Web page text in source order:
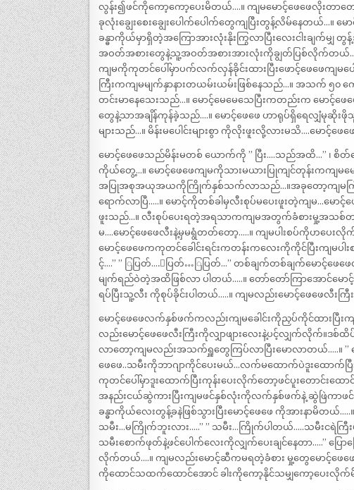
လွန်း၍ဖင်ကိုကော့ကော့ပေးမိတယ်….။ ကျမမောင့်ဖေဖေလိုးတာတေ
ခုလုံးချွေးစေးချွေးပေါက်ပေါက်တွေကျပြီးတွန့်လိမ်နေတယ်…။
ခန္ဓာကိုယ်မှာရှိတဲ့အကြောအားလုံးနိုးကြွလာပြီးလေးငါးချက်မျှ
အဝတ်အစားတွေနဲ့သူ့အဝတ်အစားအားလုံးကိုချွတ်ပြစ်လိုက်တယ်…။
ကျမကိုကုတင်ပေါ်မှာပက်လက်လှန်ခိုင်းထားပြီးဖောင့်ဖေဖေကျမ
ကြီးကကျမမျက်နှာနားတယမ်းယမ်းဖြစ်နေသည်…။ အသက် ၅၀ ကျ
တင်းမာနေသေးသည်…။ မောင့်မေမေသေပြီးကတည်းက မောင့်ဖ
တွေနဲ့သာအချိန်ကုန်ခဲ့သည်….။ မောင့်ဖေဖေ ဟာရုပ်ရှိရေလျှံမု
များသည်…။ မိန်းမပေါင်းများစွာ ကိုလိုးဖူးလို့လားမသိ….မေ
မောင့်ဖေဖေသည်မိန်းမတစ် ယောက်ကို ” ပြီး….သည်အထိ…” ၊
ကိုယ်တွေ့…။ မောင့်ဖေဖေကျမကိုသားမယားပြုကျင်တုန်းကကျမ
အပြုအစုအယုအယကိုကြိုက်နှစ်သက်လာသည်…။အခုတော့ကျမကြို
ရောက်လာပြီ…..။ မောင့်ကိုတစ်ခါမှလီးစုပ်မပေးဖူးတဲ့ကျမ…မော
ဖူးသည်…။ လီးစုပ်ပေးရတဲ့အရသာကကျမအတွက်ခံစားမှု့အသ
မ….မောင့်ဖေဖေလီးနဲ့မှမရွံတတ်တော့…..။ ကျမပါးစပ်ကိုဟပေး
မောင့်ဖေဖေကကုတင်ခေါင်းရင်းကတန်းကလေးကိုကိုင်ပြီးကျမ
င့်….” ” ြပြတ်….ြပြတ်…ြပြတ်…” တစ်ချက်တစ်ချက်မောင့်ဖေ
မျက်ရည်ဝဲတဲ့အထိဖြစ်လာ ပါတယ်…..။ တော်တော်ကြာအောင်မေ
ရပ်ပြီးသူ့လီး ကိုစုပ်ခိုင်းပါတယ်…..။ ကျမလည်းမောင့်ဖေဖေလီး
မောင့်ဖေဖေလက်နှစ်ဖက်ကလည်းကျမခေါင်းကိုညှပ်ကိုင်ထားပြီး
လည်းမောင့်ဖေဖေလီးကြီးကိုလျှာဖျားလေးနဲ့ပင့်လျှက်လိုက်။ဒစ်
လာတော့ကျမလည်းအသက်ရှူတွေကြပ်လာပြီးမောလာတယ်…..။ ” ဖ
ဖေဖေ..သမီးကိုဘာဂျာကိုင်ပေးမယ်…လက်မထောက်ပဲဒူးထောက်ပ
ကုတင်ပေါ်မှာဒူးထောက်ပြီးကုန်းပေးလိုက်တော့ဖင်ပူးတောင်းထော
အနည်းငယ်ဆွဲကားပြီးကျမဖင်နှစ်လုံးကိုလက်နှစ်ဖက်နဲ့ ဆွဲဖြဲကာဖင်
ခန္ဓာကိုယ်လေးတွန့်ခနဲဖြစ်သွားပြီးမောင့်ဖေဖေ ကိုအားနာမိတယ်
သမီး…မကြိုက်ဘူးလား…..” ” သမီး…ကြိုက်ပါတယ်…..သမီးငရဲကြီ
သမီးစောက်ဖုတ်နဲ့ဖင်ပေါက်လေးကိုလျှက်ပေးချင်နေတာ…..” ပြ
လိုက်တယ်….။ ကျမလည်းမောင့်ဆီကမရတဲ့ခံစား မှု့တွေမောင့်ဖေ
ကိုထောင်သထက်ထောင်အောင် ခါးကိုကော့နိုင်သမျှကော့ပေးလိုက်